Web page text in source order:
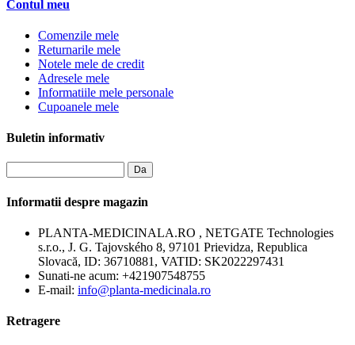
Contul meu
Comenzile mele
Returnarile mele
Notele mele de credit
Adresele mele
Informatiile mele personale
Cupoanele mele
Buletin informativ
Da
Informatii despre magazin
PLANTA-MEDICINALA.RO , NETGATE Technologies
s.r.o., J. G. Tajovského 8, 97101 Prievidza, Republica
Slovacă, ID: 36710881, VATID: SK2022297431
Sunati-ne acum: +421907548755
E-mail: info@planta-medicinala.ro
Retragere